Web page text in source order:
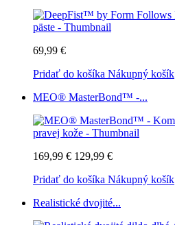
69,99 €
Pridať do košíka Nákupný košík
MEO® MasterBond™ -...
169,99 € 129,99 €
Pridať do košíka Nákupný košík
Realistické dvojité...